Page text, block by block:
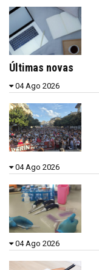
Últimas novas
04 Ago 2026
04 Ago 2026
04 Ago 2026